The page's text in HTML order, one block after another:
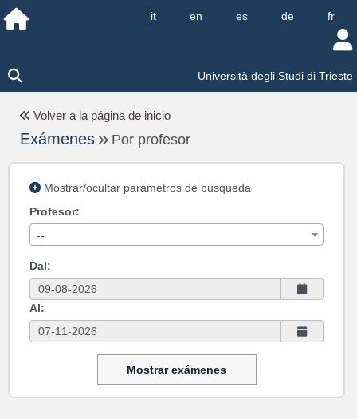
it en es de fr
Università degli Studi di Trieste
Volver a la página de inicio
Exámenes Por profesor
Mostrar/ocultar parámetros de búsqueda
Profesor:
--
Dal:
Al:
Mostrar exámenes